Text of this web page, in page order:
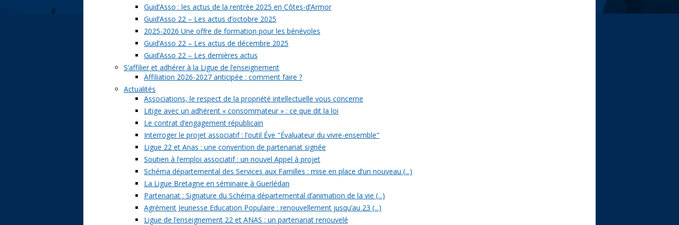
Guid’Asso : les actus de la rentrée 2025 en Côtes-d’Armor
Guid’Asso 22 – Les actus d’octobre 2025
2025-2026 Une offre de formation pour les bénévoles
Guid’Asso 22 – Les actus de décembre 2025
Guid’Asso 22 – Les dernières actus
S’affilier et adhérer à la Ligue de l’enseignement
Affiliation 2026-2027 anticipée : comment faire ?
Actualités
Associations, le respect de la propriété intellectuelle vous concerne
Litige avec un adhérent « consommateur » : ce que dit la loi
Le contrat d’engagement républicain
Interroger le projet associatif : l’outil Éve "Évaluateur du vivre-ensemble"
Ligue 22 et Anas : une convention de partenariat signée
Soutien à l’emploi associatif : un nouvel Appel à projet
Schéma départemental des Services aux Familles : mise en place d’un nouveau (...)
La Ligue Bretagne en séminaire à Guerlédan
Partenariat : Signature du Schéma départemental d’animation de la vie (...)
Agrément Jeunesse Education Populaire : renouvellement jusqu’au 23 (...)
Ligue de l’enseignement 22 et ANAS : un partenariat renouvelé